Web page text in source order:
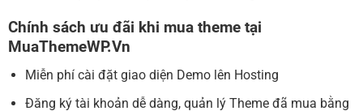
Chính sách ưu đãi khi mua theme tại
MuaThemeWP.Vn
Miễn phí cài đặt giao diện Demo lên Hosting
Đăng ký tài khoản dễ dàng, quản lý Theme đã mua bằng